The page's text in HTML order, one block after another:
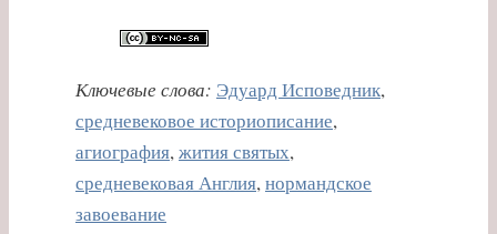
Ключевые слова: Эдуард Исповедник,
средневековое историописание,
агиография, жития святых,
средневековая Англия, нормандское
завоевание